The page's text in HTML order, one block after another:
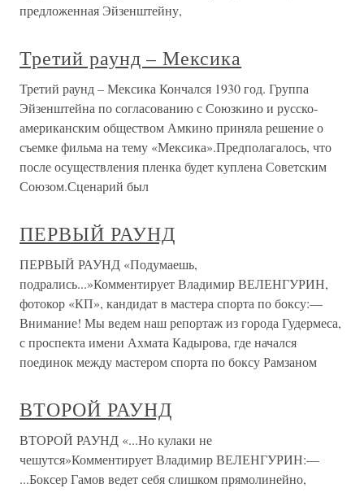
предложенная Эйзенштейну,
Третий раунд – Мексика
Третий раунд – Мексика Кончался 1930 год. Группа
Эйзенштейна по согласованию с Союзкино и русско-
американским обществом Амкино приняла решение о
съемке фильма на тему «Мексика».Предполагалось, что
после осуществления пленка будет куплена Советским
Союзом.Сценарий был
ПЕРВЫЙ РАУНД
ПЕРВЫЙ РАУНД «Подумаешь,
подрались...»Комментирует Владимир ВЕЛЕНГУРИН,
фотокор «КП», кандидат в мастера спорта по боксу:—
Внимание! Мы ведем наш репортаж из города Гудермеса,
с проспекта имени Ахмата Кадырова, где начался
поединок между мастером спорта по боксу Рамзаном
ВТОРОЙ РАУНД
ВТОРОЙ РАУНД «...Но кулаки не
чешутся»Комментирует Владимир ВЕЛЕНГУРИН:—
...Боксер Гамов ведет себя слишком прямолинейно,